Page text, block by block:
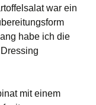
war ein
habe ich die
mit einem